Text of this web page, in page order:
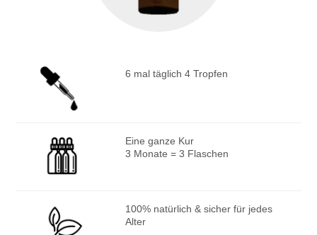
6 mal täglich 4 Tropfen
Eine ganze Kur
3 Monate = 3 Flaschen
100% natürlich & sicher für jedes
Alter